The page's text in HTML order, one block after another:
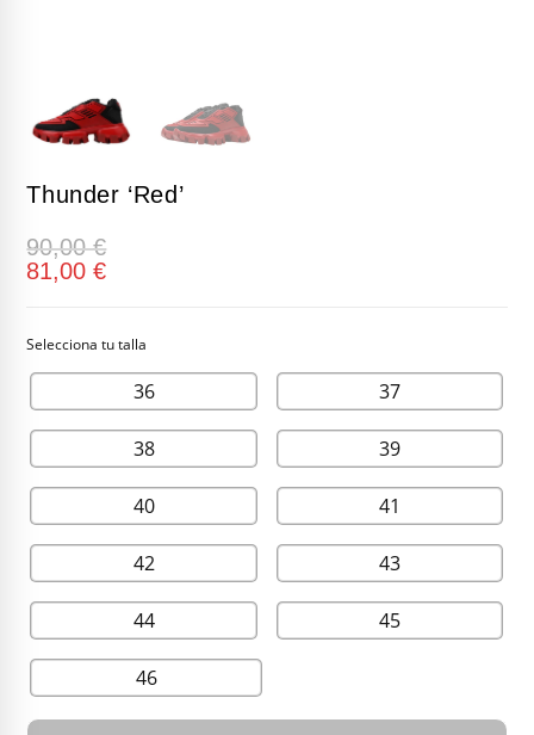
Thunder ‘Red’
90,00€
81,00€
36 37
38 39
40 41
42 43
44 45
46